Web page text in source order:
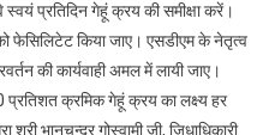
स्वयं प्रतिदिन गेहूं क्रय की समीक्षा करें।
को फेसिलिटेट किया जाए। एसडीएम के नेतृत्व
की कार्यवाही अमल में लायी जाए।
क्रमिक गेहूं क्रय का लक्ष्य हर
भानुचन्द्र गोस्वामी जी, जिधाधिकारी